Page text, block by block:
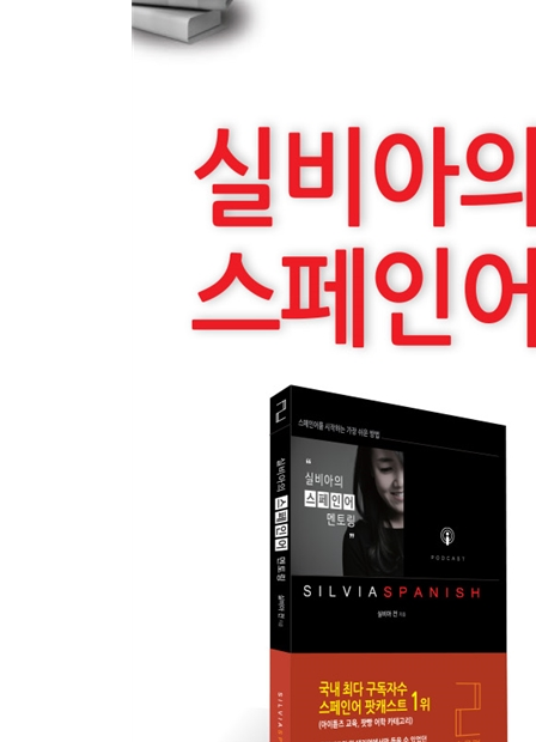
Ep 99. soler 동사는 무엇인가요?
Ep 100. conocer 동사 사용 방법
Ep 103. 직설법 미래
Ep 104. 그 외의 미래 규칙동사
Ep 105. 미래 불규칙동사 (불규칙은 12가지뿐이다)
Ep 106. 오늘 오후쯤에 내 친구 노라가 도착할 거야.
Ep 107. 미래완료 만들기
Ep 108. 내일 뭐 할 거야?
Ep 109. 미래시제로 바꾸어 써 보세요
Ep 111. 전치사 en과 con
Ep 112. 전치사 para와 por
Ep 114. 너의 눈 색깔은 뭐니?
Ep 115. 나는 ...와 잘 지내지 못해.
Ep 116. 나는 방금 한국에 도착했다.
Ep 117. 부사란 무엇인가?
Ep 118. 서수 쓰임새
Ep 119. 한편으로는, 그 대신, 반면에...